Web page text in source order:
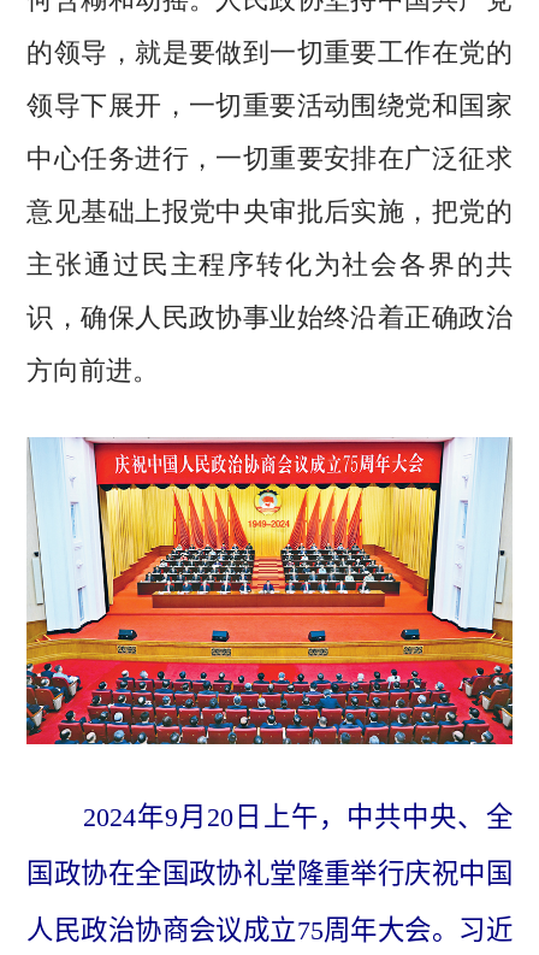
的领导，就是要做到一切重要工作在党的
领导下展开，一切重要活动围绕党和国家
中心任务进行，一切重要安排在广泛征求
意见基础上报党中央审批后实施，把党的
主张通过民主程序转化为社会各界的共
识，确保人民政协事业始终沿着正确政治
方向前进。
2024年9月20日上午，中共中央、全
国政协在全国政协礼堂隆重举行庆祝中国
人民政治协商会议成立75周年大会。习近